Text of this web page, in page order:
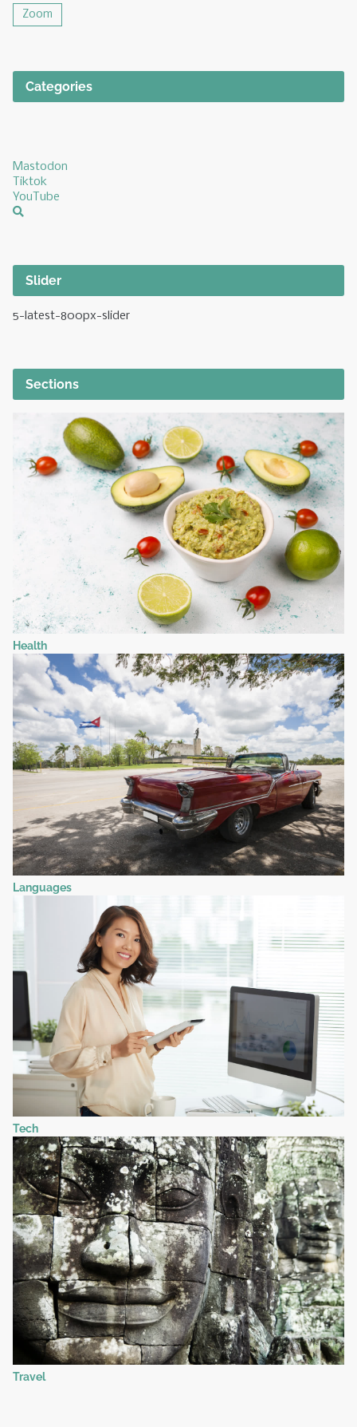
Zoom
Categories
Mastodon
Tiktok
YouTube
Slider
5-latest-800px-slider
Sections
Health
Languages
Tech
Travel